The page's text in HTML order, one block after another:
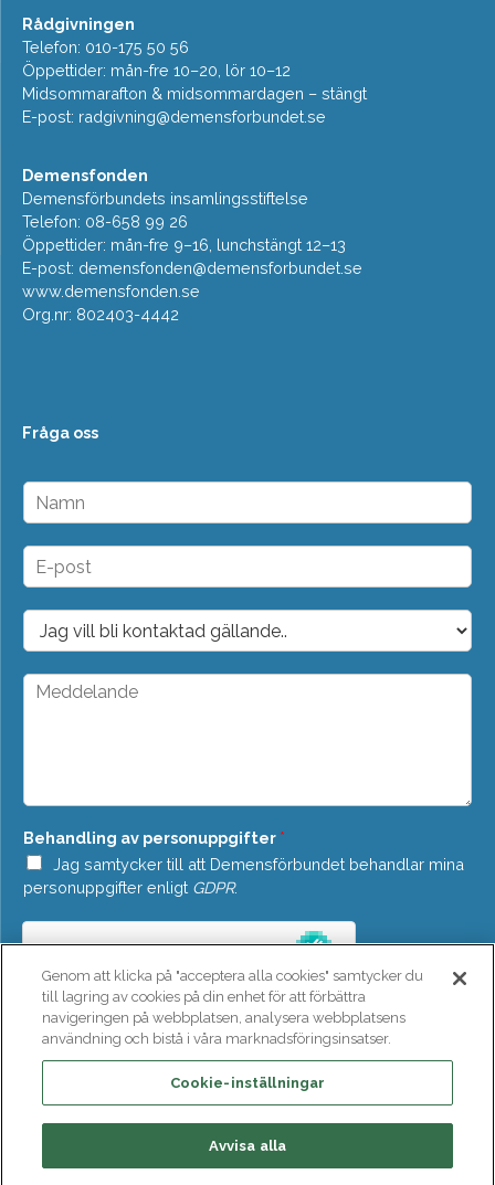
Rådgivningen
Telefon: 010-175 50 56
Öppettider: mån-fre 10–20, lör 10–12
Midsommarafton & midsommardagen – stängt
E-post: radgivning@demensforbundet.se
Demensfonden
Demensförbundets insamlingsstiftelse
Telefon: 08-658 99 26
Öppettider: mån-fre 9–16, lunchstängt 12–13
E-post: demensfonden@demensforbundet.se
www.demensfonden.se
Org.nr: 802403-4442
Fråga oss
N
m
n
E
p
o
t
*
D
o
p
M
a
d
e
*
Behandling av personuppgifter *
Jag samtycker till att Demensförbundet behandlar mina
personuppgifter enligt GDPR.
SKICKA
Genom att klicka på "acceptera alla cookies" samtycker du
till lagring av cookies på din enhet för att förbättra
navigeringen på webbplatsen, analysera webbplatsens
användning och bistå i våra marknadsföringsinsatser.
Cookie-inställningar
Avvisa alla